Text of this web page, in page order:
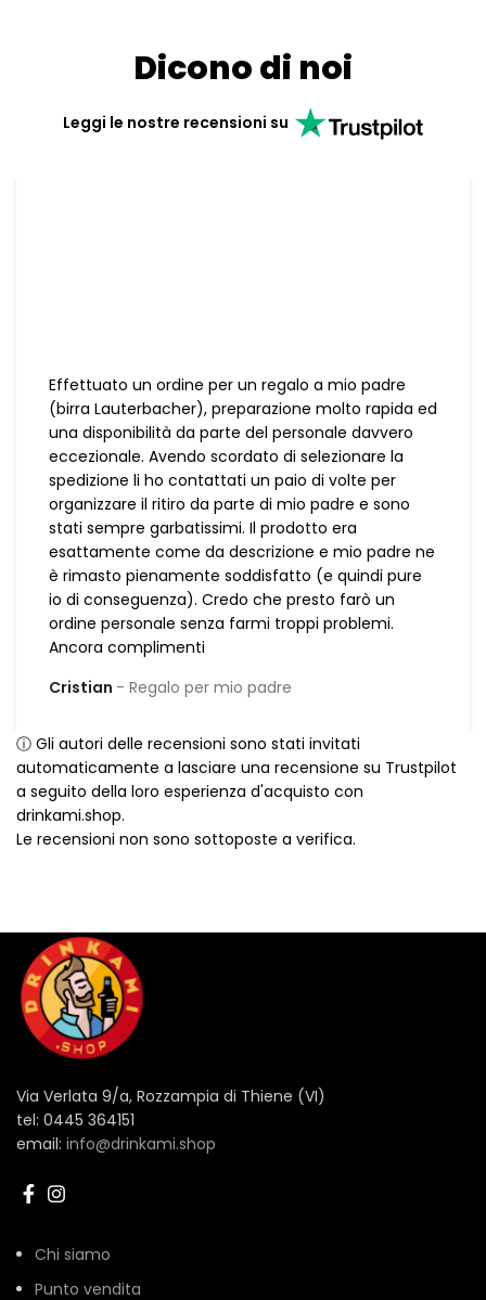
Dicono di noi
Leggi le nostre recensioni su
Effettuato un ordine per un regalo a mio padre
(birra Lauterbacher), preparazione molto rapida ed
una disponibilità da parte del personale davvero
eccezionale. Avendo scordato di selezionare la
spedizione li ho contattati un paio di volte per
organizzare il ritiro da parte di mio padre e sono
stati sempre garbatissimi. Il prodotto era
esattamente come da descrizione e mio padre ne
è rimasto pienamente soddisfatto (e quindi pure
io di conseguenza). Credo che presto farò un
ordine personale senza farmi troppi problemi.
Ancora complimenti
Cristian
Regalo per mio padre
ⓘ Gli autori delle recensioni sono stati invitati
automaticamente a lasciare una recensione su Trustpilot
a seguito della loro esperienza d'acquisto con
drinkami.shop.
Le recensioni non sono sottoposte a verifica.
Via Verlata 9/a, Rozzampia di Thiene (VI)
tel: 0445 364151
email: info@drinkami.shop
Chi siamo
Punto vendita